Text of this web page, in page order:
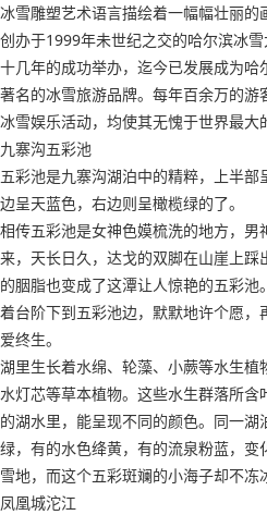
冰雪雕塑艺术语言描绘着一幅幅壮丽的
创办于1999年未世纪之交的哈尔滨冰
十几年的成功举办，迄今已发展成为
著名的冰雪旅游品牌。每年百余万的
冰雪娱乐活动，均使其无愧于世界最大
九寨沟五彩池
五彩池是九寨沟湖泊中的精粹，上半
边呈天蓝色，右边则呈橄榄绿的了。
相传五彩池是女神色嫫梳洗的地方，
来，天长日久，达戈的双脚在山崖上
的胭脂也变成了这潭让人惊艳的五彩
着台阶下到五彩池边，默默地许个愿
爱终生。
湖里生长着水绵、轮藻、小蕨等水生植
水灯芯等草本植物。这些水生群落所
的湖水里，能呈现不同的颜色。同一
绿，有的水色绛黄，有的流泉粉蓝，
雪地，而这个五彩斑斓的小海子却不冻
凤凰城沱江